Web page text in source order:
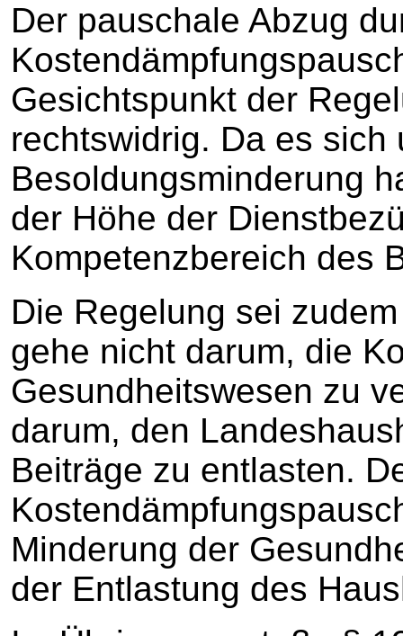
Der pauschale Abzug
Gesichtspunkt der
rechtswidrig. Da es sich
Besoldungsminderung
der Höhe der
Kompetenzbereich des
Die Regelung sei
gehe nicht darum, die
Gesundheitswesen zu
darum, den
Beiträge zu entlasten.
Minderung der
der Entlastung des